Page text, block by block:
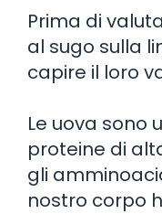
Prima di
al sugo sulla
capire il loro
Le uova sono
proteine di
gli
nostro corpo